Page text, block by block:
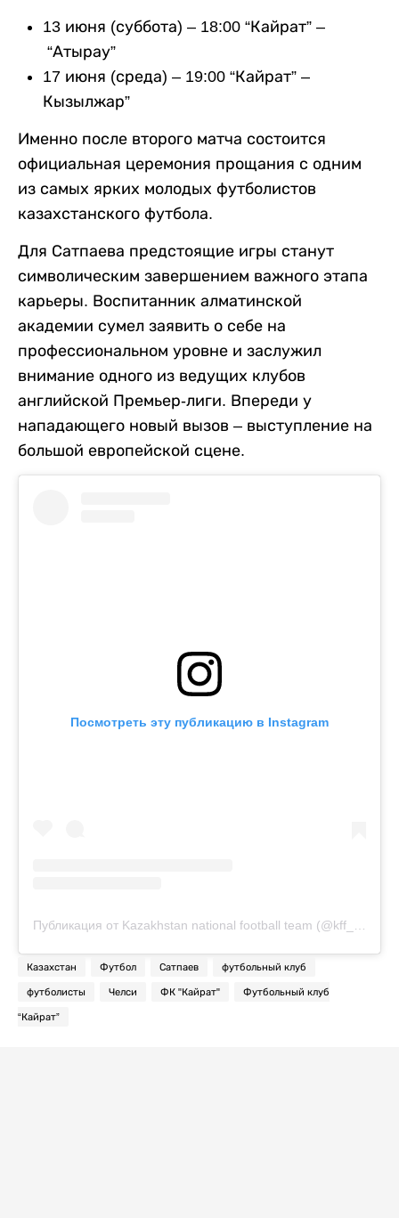
13 июня (суббота) – 18:00 “Кайрат” –
“Атырау”
17 июня (среда) – 19:00 “Кайрат” –
Кызылжар”
Именно после второго матча состоится
официальная церемония прощания с одним
из самых ярких молодых футболистов
казахстанского футбола.
Для Сатпаева предстоящие игры станут
символическим завершением важного этапа
карьеры. Воспитанник алматинской
академии сумел заявить о себе на
профессиональном уровне и заслужил
внимание одного из ведущих клубов
английской Премьер-лиги. Впереди у
нападающего новый вызов – выступление на
большой европейской сцене.
Посмотреть эту публикацию в Instagram
Публикация от Kazakhstan national football team (@kff_team)
Казахстан Футбол Сатпаев футбольный клуб
футболисты Челси ФК "Кайрат" Футбольный клуб
“Кайрат”